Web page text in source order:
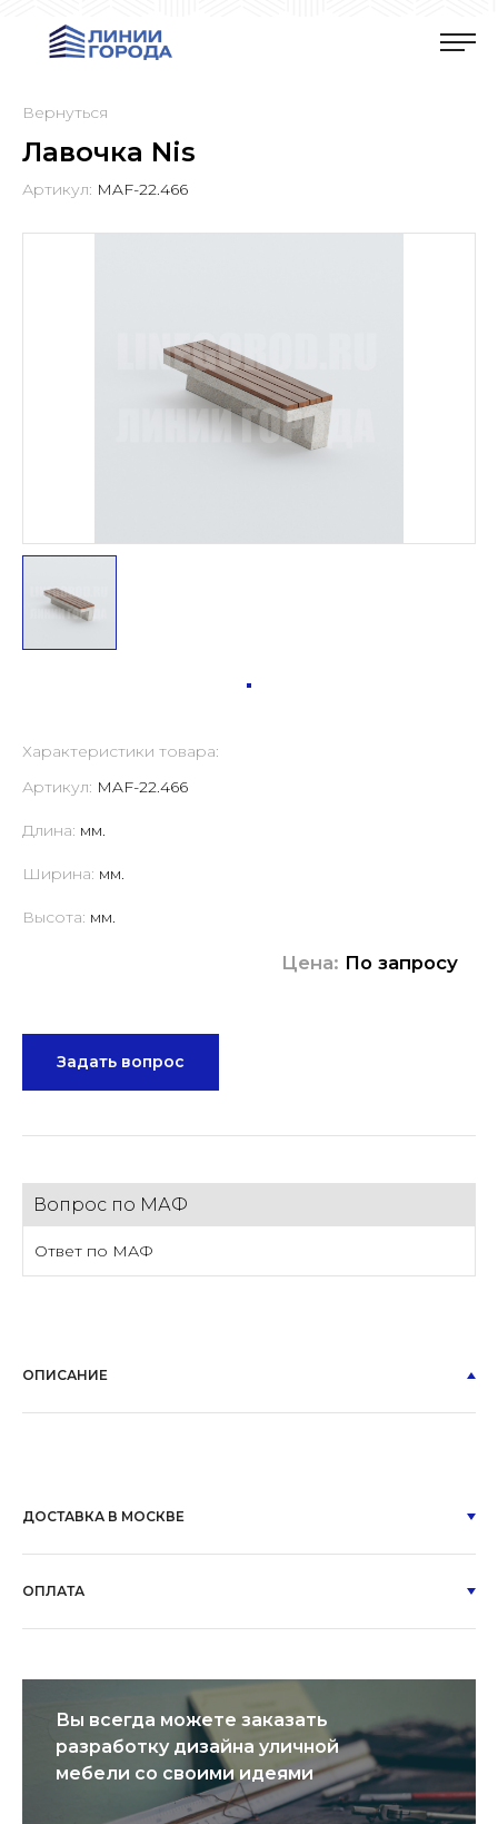
Вернуться
Лавочка Nis
Артикул: MAF-22.466
Характеристики товара:
Артикул: MAF-22.466
Длина: мм.
Ширина: мм.
Высота: мм.
Цена: По запросу
Задать вопрос
Вопрос по МАФ
Ответ по МАФ
ОПИСАНИЕ
ДОСТАВКА В МОСКВЕ
ОПЛАТА
Вы всегда можете заказать
разработку дизайна уличной
мебели со своими идеями